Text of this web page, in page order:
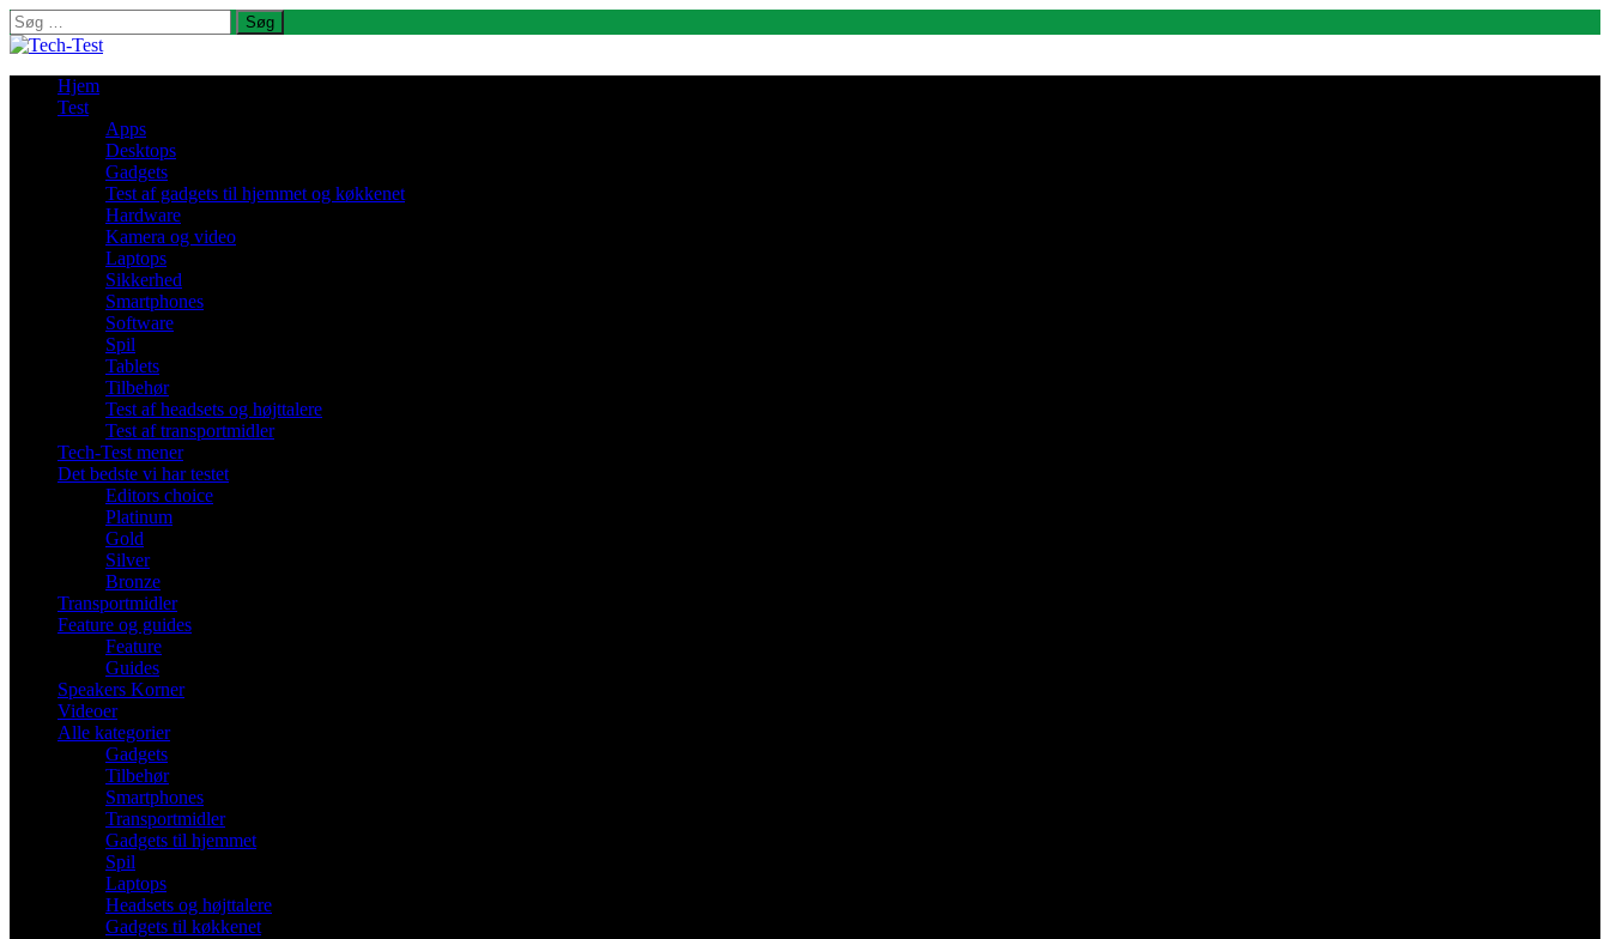
Søg
efter:
Hjem
Test
Apps
Desktops
Gadgets
Test af gadgets til hjemmet og køkkenet
Hardware
Kamera og video
Laptops
Sikkerhed
Smartphones
Software
Spil
Tablets
Tilbehør
Test af headsets og højttalere
Test af transportmidler
Tech-Test mener
Det bedste vi har testet
Editors choice
Platinum
Gold
Silver
Bronze
Transportmidler
Feature og guides
Feature
Guides
Speakers Korner
Videoer
Alle kategorier
Gadgets
Tilbehør
Smartphones
Transportmidler
Gadgets til hjemmet
Spil
Laptops
Headsets og højttalere
Gadgets til køkkenet